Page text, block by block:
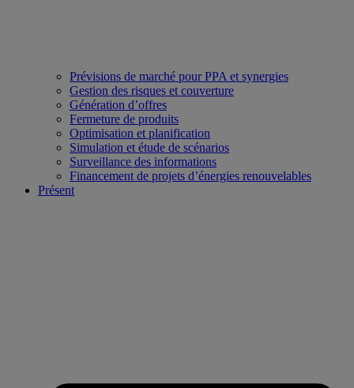
Prévisions de marché pour PPA et synergies
Gestion des risques et couverture
Génération d’offres
Fermeture de produits
Optimisation et planification
Simulation et étude de scénarios
Surveillance des informations
Financement de projets d’énergies renouvelables
Présent